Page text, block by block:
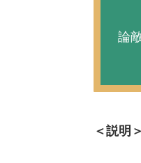
論
＜説明＞